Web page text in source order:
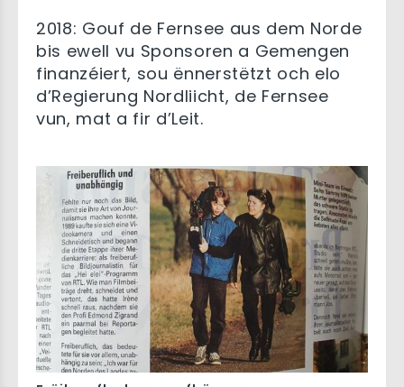
2018: Gouf de Fernsee aus dem Norde
bis ewell vu Sponsoren a Gemengen
finanzéiert, sou ënnerstëtzt och elo
d’Regierung Nordliicht, de Fernsee
vun, mat a fir d’Leit.